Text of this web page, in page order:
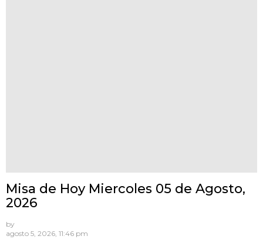
Misa de Hoy Miercoles 05 de Agosto,
2026
by
agosto 5, 2026, 11:46 pm